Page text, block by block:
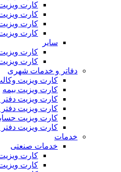
کارت
کارت
کارت
کارت
سایر
کارت ویزیت
کارت
دفاتر و خدمات شهری
کارت ویزیت
کارت ویزیت بیمه
کارت ویزیت دفتر
کارت ویزیت دفتر
کارت ویزیت
کارت ویزیت دفتر
خدمات
خدمات صنعتی
کارت
کارت